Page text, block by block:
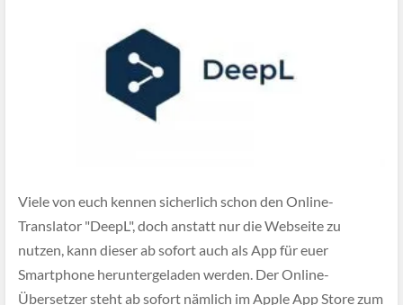
Viele von euch kennen sicherlich schon den Online-
Translator "DeepL", doch anstatt nur die Webseite zu
nutzen, kann dieser ab sofort auch als App für euer
Smartphone heruntergeladen werden. Der Online-
Übersetzer steht ab sofort nämlich im Apple App Store zum